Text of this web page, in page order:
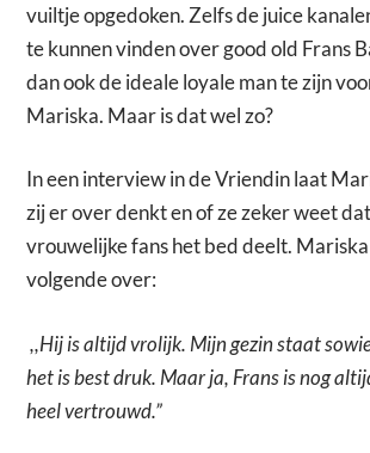
vuiltje opgedoken. Zelfs de juice
te kunnen vinden over good old Frans
dan ook de ideale loyale man te zijn
Mariska. Maar is dat wel zo?
In een interview in de Vriendin laat
zij er over denkt en of ze zeker weet
vrouwelijke fans het bed deelt.
volgende over:
,,Hij is altijd vrolijk. Mijn gezin staat
het is best druk. Maar ja, Frans is nog
heel vertrouwd.”